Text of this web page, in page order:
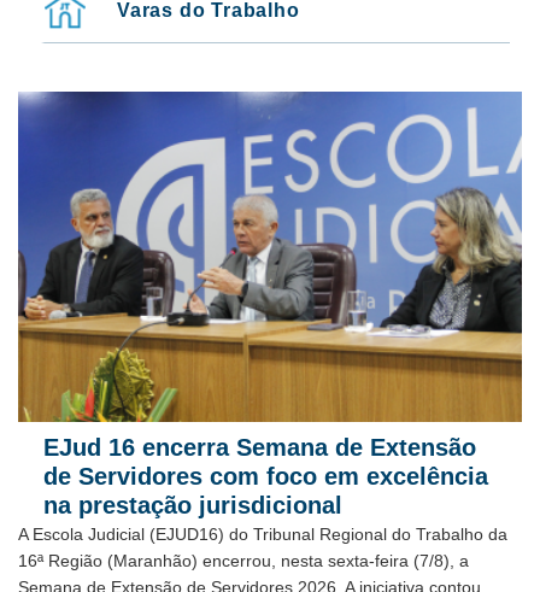
EJud 16 encerra Semana de Extensão
de Servidores com foco em excelência
na prestação jurisdicional
A Escola Judicial (EJUD16) do Tribunal Regional do Trabalho da
16ª Região (Maranhão) encerrou, nesta sexta-feira (7/8), a
Semana de Extensão de Servidores 2026. A iniciativa contou
Varas do Trabalho